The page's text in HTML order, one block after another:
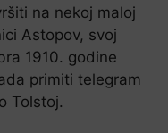
na nekoj maloj
Astopov, svoj
1910. godine
primiti telegram
Tolstoj.